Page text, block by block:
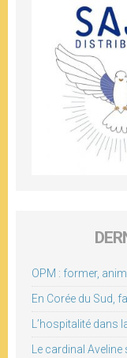
OPM : former,
En Corée du Sud,
L’hospitalité dans
Le cardinal